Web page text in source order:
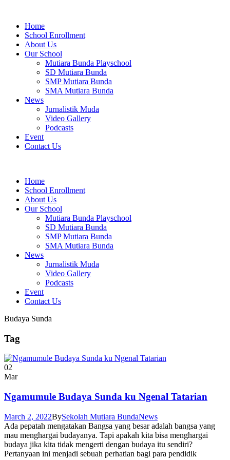
Home
School Enrollment
About Us
Our School
Mutiara Bunda Playschool
SD Mutiara Bunda
SMP Mutiara Bunda
SMA Mutiara Bunda
News
Jurnalistik Muda
Video Gallery
Podcasts
Event
Contact Us
Home
School Enrollment
About Us
Our School
Mutiara Bunda Playschool
SD Mutiara Bunda
SMP Mutiara Bunda
SMA Mutiara Bunda
News
Jurnalistik Muda
Video Gallery
Podcasts
Event
Contact Us
Budaya Sunda
Tag
02
Mar
Ngamumule Budaya Sunda ku Ngenal Tatarian
March 2, 2022BySekolah Mutiara BundaNews
Ada pepatah mengatakan Bangsa yang besar adalah bangsa yang
mau menghargai budayanya. Tapi apakah kita bisa menghargai
budaya jika kita tidak mengerti dengan budaya itu sendiri?
Pertanyaan ini menjadi sebuah perhatian bagi para pendidik